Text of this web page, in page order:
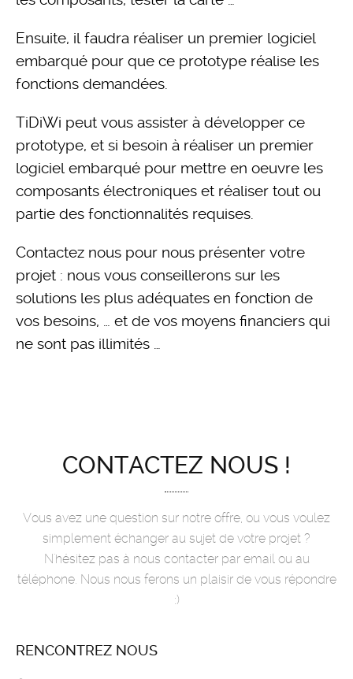
Ensuite, il faudra réaliser un premier logiciel
embarqué pour que ce prototype réalise les
fonctions demandées.
TiDiWi peut vous assister à développer ce
prototype, et si besoin à réaliser un premier
logiciel embarqué pour mettre en oeuvre les
composants électroniques et réaliser tout ou
partie des fonctionnalités requises.
Contactez nous pour nous présenter votre
projet : nous vous conseillerons sur les
solutions les plus adéquates en fonction de
vos besoins, … et de vos moyens financiers qui
ne sont pas illimités …
CONTACTEZ NOUS !
Vous avez une question sur notre offre, ou vous voulez
simplement échanger au sujet de votre projet ?
N'hésitez pas à nous contacter par email ou au
téléphone. Nous nous ferons un plaisir de vous répondre
:)
RENCONTREZ NOUS